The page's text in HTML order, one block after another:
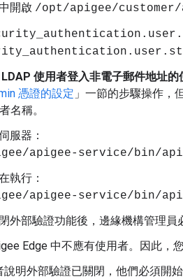
開啟 /opt/apigee/
使用者登入非電子郵件地址
憑證的設定 」一節的步驟操作，
名稱。
服器：
apigee-service/bin/
執行：
apigee-service/bin/
閉外部驗證功能後，邊緣機構管理員
Edge 中不應有使用者。因此，
說明外部驗證已關閉，他們必須開